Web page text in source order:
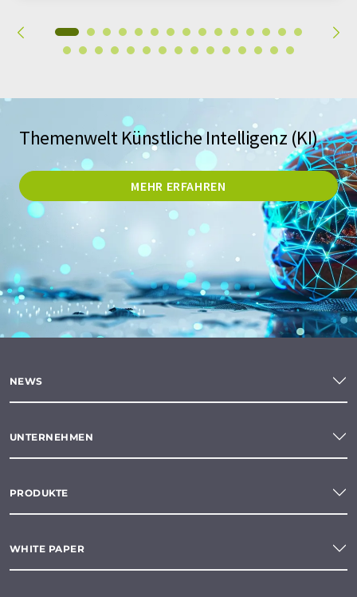
Themenwelt Künstliche Intelligenz (KI)
MEHR ERFAHREN
NEWS
UNTERNEHMEN
PRODUKTE
WHITE PAPER